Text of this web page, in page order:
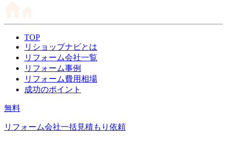
TOP
リショップナビとは
リフォーム会社一覧
リフォーム事例
リフォーム費用相場
成功のポイント
無料
リフォーム会社一括見積もり依頼